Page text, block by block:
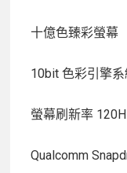
十億色臻彩螢幕
10bit 色彩引擎
螢幕刷新率
Qualcomm